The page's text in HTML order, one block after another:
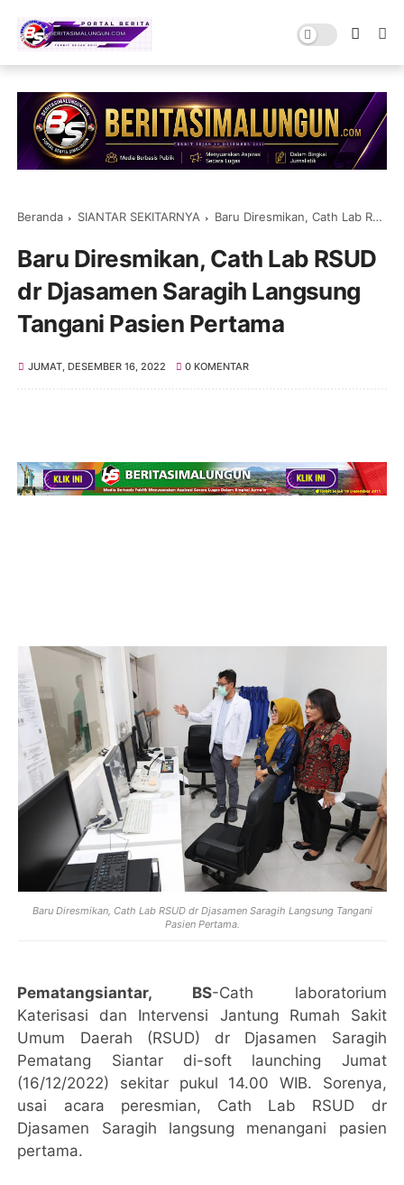
Beranda SIANTAR SEKITARNYA Baru Diresmikan, Cath Lab RSUD dr Djasamen Saragih Langsung Tangani Pasien Pertama
Baru Diresmikan, Cath Lab RSUD
dr Djasamen Saragih Langsung
Tangani Pasien Pertama
JUMAT, DESEMBER 16, 2022 0 KOMENTAR
Baru Diresmikan, Cath Lab RSUD dr Djasamen Saragih Langsung Tangani
Pasien Pertama.
Pematangsiantar, BS-Cath laboratorium
Katerisasi dan Intervensi Jantung Rumah Sakit
Umum Daerah (RSUD) dr Djasamen Saragih
Pematang Siantar di-soft launching Jumat
(16/12/2022) sekitar pukul 14.00 WIB. Sorenya,
usai acara peresmian, Cath Lab RSUD dr
Djasamen Saragih langsung menangani pasien
pertama.